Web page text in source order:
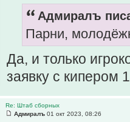
Адмиралъ
Парни,
Да, и только
заявку с кипером
Re: Штаб сборных
Адмиралъ 01 окт 2023, 08:26